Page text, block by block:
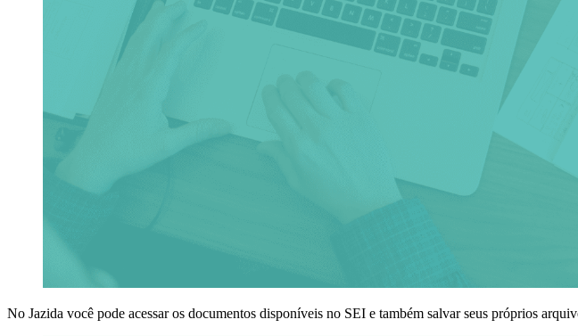
No Jazida você pode acessar os documentos disponíveis no SEI e também salvar seus próprios